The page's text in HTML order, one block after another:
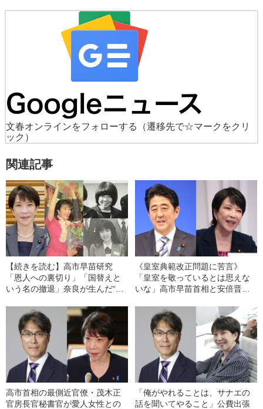
文春オンラインをフォローする
（遷移先で☆マークをクリ
ック）
関連記事
【続きを読む】高市早苗研究
「恩人への裏切り」「国替えと
いう名の撤退」奈良が生んだ“鉄
ける理由
《皇室典範改正問題に苦言》
「皇室を敬っているとは思えな
いな」高市早苗首相と安倍晋三
【御厨貴×林真理子×野田佳彦】
高市首相の最側近官僚・茂木正
官房長官秘書官が愛人女性との
「俺がやれることは、サナエの
話を聞いてやること」公費出張